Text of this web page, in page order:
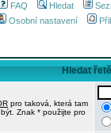
FAQ Hledat
Osobní nastavení
Hledat
pro taková, která tam
Znak * použijte pro